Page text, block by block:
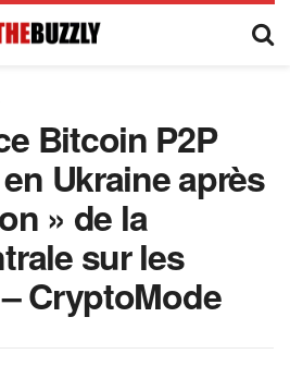
Bitcoin P2P
Ukraine après
» de la
sur les
CryptoMode